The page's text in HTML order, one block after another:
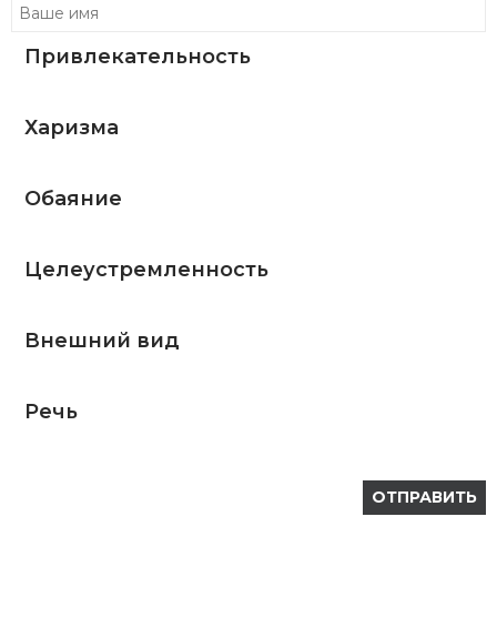
Привлекательность
Харизма
Обаяние
Целеустремленность
Внешний вид
Речь